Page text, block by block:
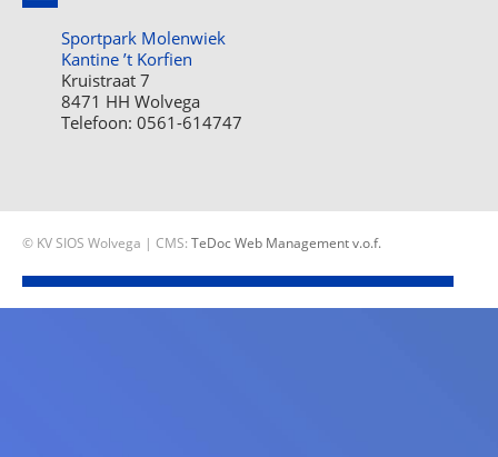
Sportpark Molenwiek
Kantine ’t Korfien
Kruistraat 7
8471 HH Wolvega
Telefoon: 0561-614747
© KV SIOS Wolvega | CMS: TeDoc Web Management v.o.f.